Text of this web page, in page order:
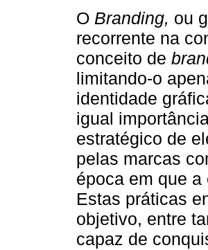
O Branding, ou
recorrente na
conceito de
limitando-o
identidade
igual
estratégico de
pelas marcas
época em que
Estas práticas
objetivo, entre
capaz de